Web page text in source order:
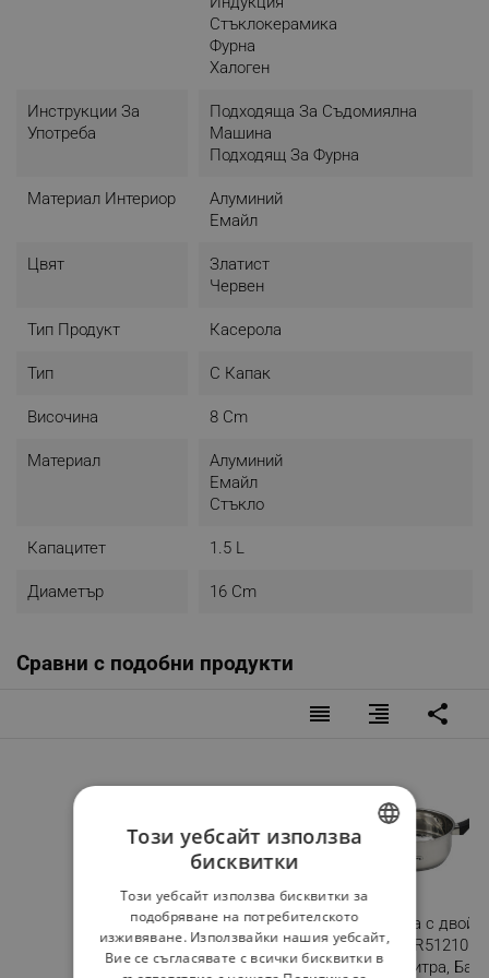
Стъклокерамика
Фурна
Халоген
Инструкции За
Употреба
Подходяща За Съдомиялна
Машина
Подходящ За Фурна
Материал Интериор
Алуминий
Емайл
Цвят
Златист
Червен
Тип Продукт Касерола
Тип С Капак
Височина 8 Cm
Материал
Алуминий
Емайл
Стъкло
Капацитет 1.5 L
Диаметър 16 Cm
Сравни с подобни продукти
reorder format_align_right share
Касерола със стъклен
капак Goldmann GM
4521-16R, 16x8 см, 1.5L,
Касерола с
Rosberg
см, 1.5 литра,
Този уебсайт използва
бисквитки
Този уебсайт използва бисквитки за
подобряване на потребителското
изживяване. Използвайки нашия уебсайт,
Вие се съгласявате с всички бисквитки в